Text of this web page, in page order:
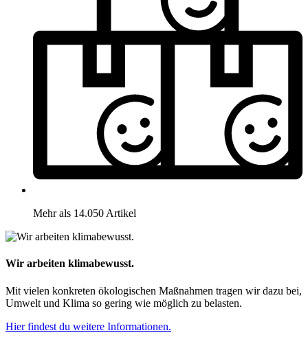
Mehr als 14.050 Artikel
Wir arbeiten klimabewusst.
Mit vielen konkreten ökologischen Maßnahmen tragen wir dazu bei,
Umwelt und Klima so gering wie möglich zu belasten.
Hier findest du weitere Informationen.